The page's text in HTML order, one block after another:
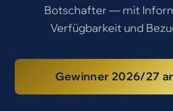
Botschafter — mit
Verfügbarkeit und
Gewinner 2026/27